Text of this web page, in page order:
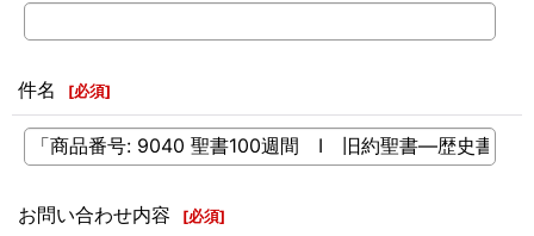
件名 [必須]
お問い合わせ内容 [必須]